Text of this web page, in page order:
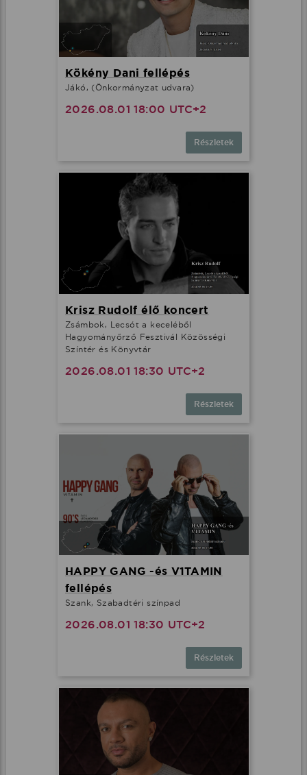
Kökény Dani fellépés
Jákó, (Önkormányzat udvara)
2026.08.01 18:00 UTC+2
Részletek
Krisz Rudolf élő koncert
Zsámbok, Lecsót a keceléből
Hagyományőrző Fesztivál Közösségi
Színtér és Könyvtár
2026.08.01 18:30 UTC+2
Részletek
HAPPY GANG -és V1TAMIN
fellépés
Szank, Szabadtéri színpad
2026.08.01 18:30 UTC+2
Részletek